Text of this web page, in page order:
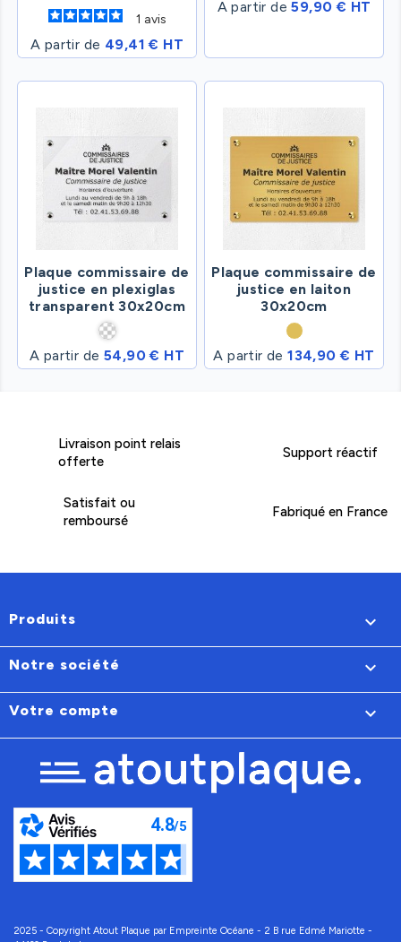
1 avis
A partir de 49,41 € HT
A partir de59,90 € HT
Plaque commissaire de
justice en plexiglas
transparent 30x20cm
A partir de 54,90 € HT
Plaque commissaire de
justice en laiton
30x20cm
A partir de134,90 € HT
Livraison point relais
offerte
Support réactif
Satisfait ou
remboursé
Fabriqué en France
Produits 
Notre société 
Votre compte 
2025 - Copyright Atout Plaque par Empreinte Océane - 2 B rue Edmé Mariotte -